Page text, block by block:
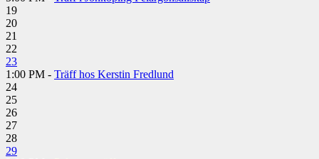
19
20
21
22
23
1:00 PM - Träff hos Kerstin Fredlund
24
25
26
27
28
29